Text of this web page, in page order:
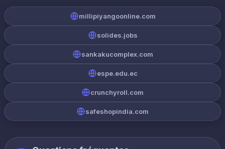
millipiyangoonline.com
solides.jobs
sankakucomplex.com
espe.edu.ec
crunchyroll.com
safeshopindia.com